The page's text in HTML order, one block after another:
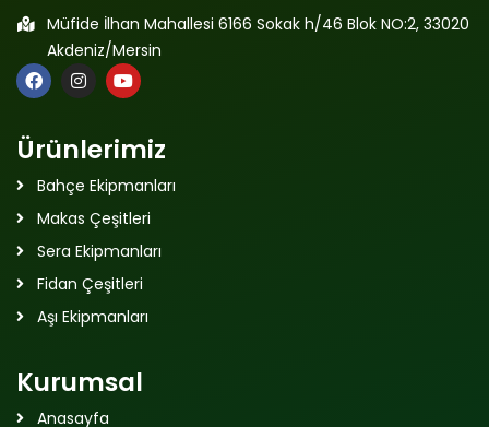
Müfide İlhan Mahallesi 6166 Sokak h/46 Blok NO:2, 33020
Akdeniz/Mersin
Ürünlerimiz
Bahçe Ekipmanları
Makas Çeşitleri
Sera Ekipmanları
Fidan Çeşitleri
Aşı Ekipmanları
Kurumsal
Anasayfa